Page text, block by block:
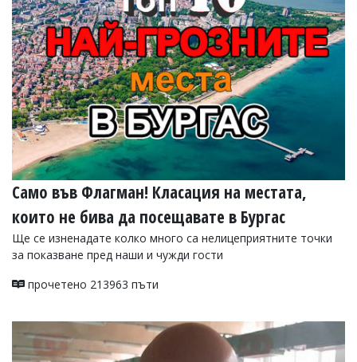
УКРАЙНА
СПОРТ
РАЗСЛЕДВАНЕ
БИЗНЕС
ЮГ
Управители:
Веселин
Василев,
email:
v.vasilev@flagman.bg
Катя
еmail:k.kassabova@flagman.bg
редактор:
email:
office@flagman.bg
Само във Флагман! Класация на местата,
които не бива да посещавате в Бургас
Ще се изненадате колко много са нелицеприятните точки
за показване пред наши и чужди гости
прочетено 213963 пъти